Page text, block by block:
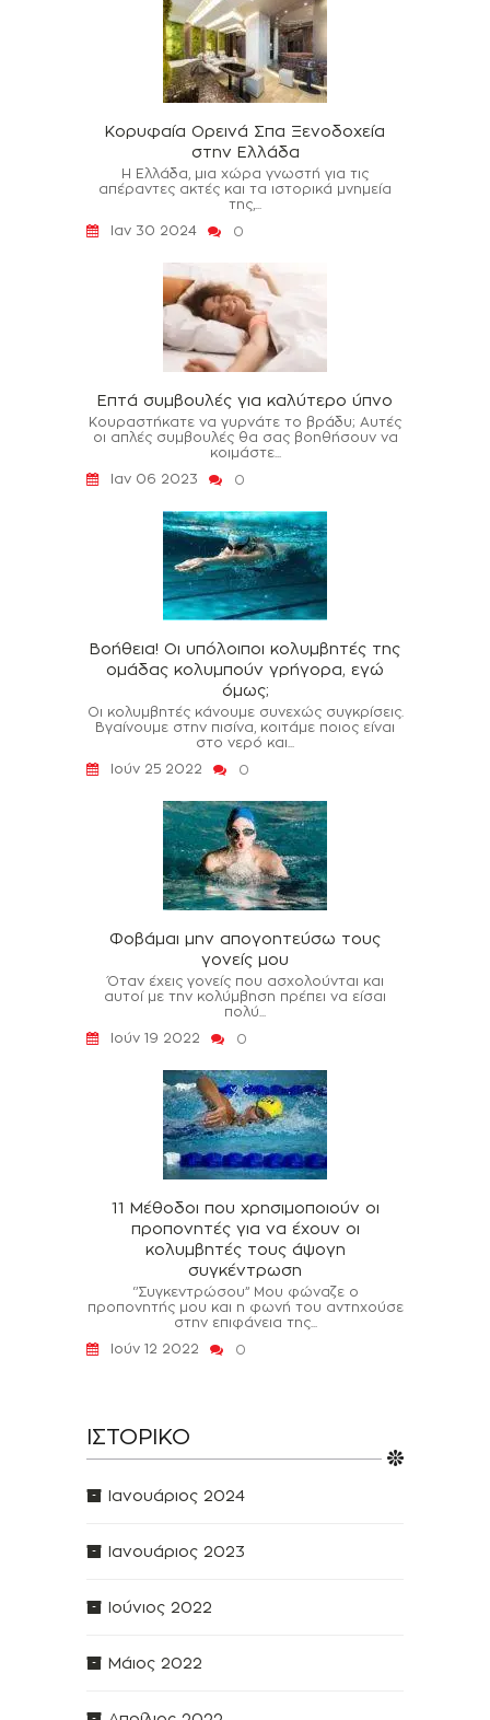
Κορυφαία Ορεινά Σπα Ξενοδοχεία
στην Ελλάδα
Η Ελλάδα, μια χώρα γνωστή για τις
απέραντες ακτές και τα ιστορικά μνημεία
της,...
Ιαν 30 2024
0
Επτά συμβουλές για καλύτερο ύπνο
Κουραστήκατε να γυρνάτε το βράδυ; Αυτές
οι απλές συμβουλές θα σας βοηθήσουν να
κοιμάστε...
Ιαν 06 2023
0
Βοήθεια! Οι υπόλοιποι κολυμβητές της
ομάδας κολυμπούν γρήγορα, εγώ
όμως;
Οι κολυμβητές κάνουμε συνεχώς συγκρίσεις.
Βγαίνουμε στην πισίνα, κοιτάμε ποιος είναι
στο νερό και...
Ιούν 25 2022
0
Φοβάμαι μην απογοητεύσω τους
γονείς μου
Όταν έχεις γονείς που ασχολούνται και
αυτοί με την κολύμβηση πρέπει να είσαι
πολύ...
Ιούν 19 2022
0
11 Μέθοδοι που χρησιμοποιούν οι
προπονητές για να έχουν οι
κολυμβητές τους άψογη
συγκέντρωση
‘’Συγκεντρώσου’’ Μου φώναζε ο
προπονητής μου και η φωνή του αντηχούσε
στην επιφάνεια της...
Ιούν 12 2022
0
ΙΣΤΟΡΙΚΌ
Ιανουάριος 2024
Ιανουάριος 2023
Ιούνιος 2022
Μάιος 2022